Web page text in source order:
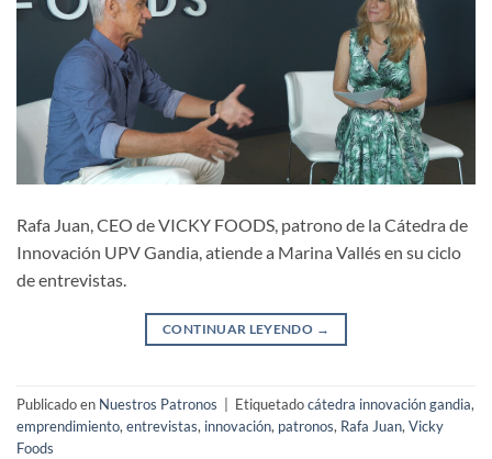
Rafa Juan, CEO de VICKY FOODS, patrono de la Cátedra de
Innovación UPV Gandia, atiende a Marina Vallés en su ciclo
de entrevistas.
CONTINUAR LEYENDO →
Publicado en Nuestros Patronos Etiquetadocátedra innovación gandia,
emprendimiento,entrevistas, innovación, patronos, Rafa Juan,Vicky
Foods